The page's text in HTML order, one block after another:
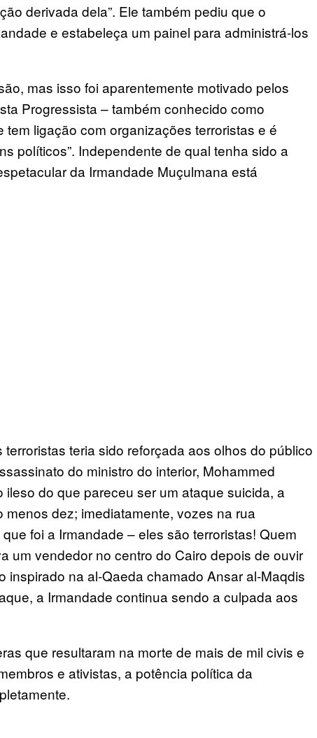
derivada dela”. Ele também pediu que o
e estabeleça um painel para administrá-los
mas isso foi aparentemente motivado pelos
Progressista – também conhecido como
ligação com organizações terroristas e é
políticos”. Independente de qual tenha sido a
da Irmandade Muçulmana está
teria sido reforçada aos olhos do público
do ministro do interior, Mohammed
do que pareceu ser um ataque suicida, a
dez; imediatamente, vozes na rua
foi a Irmandade – eles são terroristas! Quem
um vendedor no centro do Cairo depois de ouvir
inspirado na al-Qaeda chamado Ansar al-Maqdis
a Irmandade continua sendo a culpada aos
que resultaram na morte de mais de mil civis e
e ativistas, a potência política da